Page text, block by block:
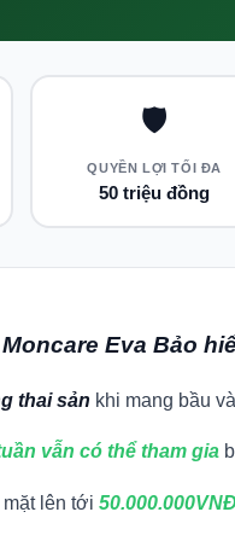
🛡️
QUYỀN LỢI TỐI ĐA
50 triệu đồng
Eva Bảo
thai sản khi mang bầu
vẫn có thể tham gia
lên tới